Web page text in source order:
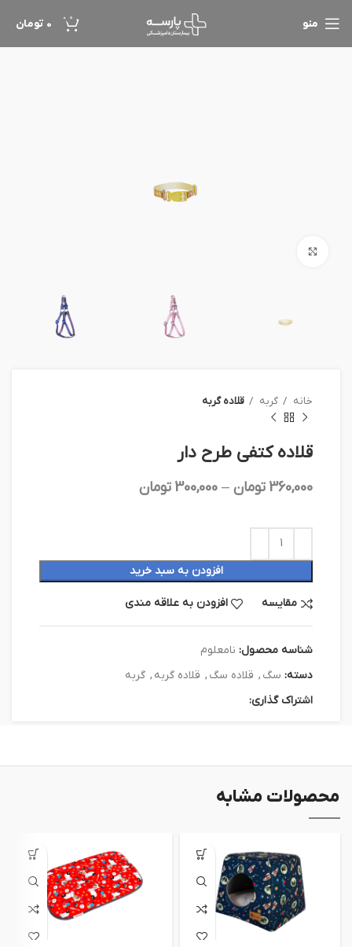
منو 0
0 تومان
خانه گربه قلاده گربه
قلاده کتفی طرح دار
360,000 تومان –
300,000 تومان
افزودن به سبد خرید
مقایسه افزودن به علاقه مندی
شناسه محصول: نامعلوم
دسته: سگ , قلاده سگ , قلاده گربه , گربه
اشتراک گذاری:
محصولات مشابه